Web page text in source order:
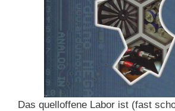
Das quelloffene Labor ist (fast